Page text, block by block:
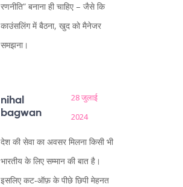
रणनीति” बनाना ही चाहिए – जैसे कि
काउंसलिंग में बैठना, खुद को मैनेजर
समझना।
nihal
bagwan
28 जुलाई
2024
देश की सेवा का अवसर मिलना किसी भी
भारतीय के लिए सम्मान की बात है।
इसलिए कट‑ऑफ़ के पीछे छिपी मेहनत